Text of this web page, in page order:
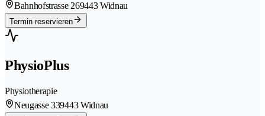
Bahnhofstrasse 269443 Widnau
Termin reservieren
PhysioPlus
Physiotherapie
Neugasse 339443 Widnau